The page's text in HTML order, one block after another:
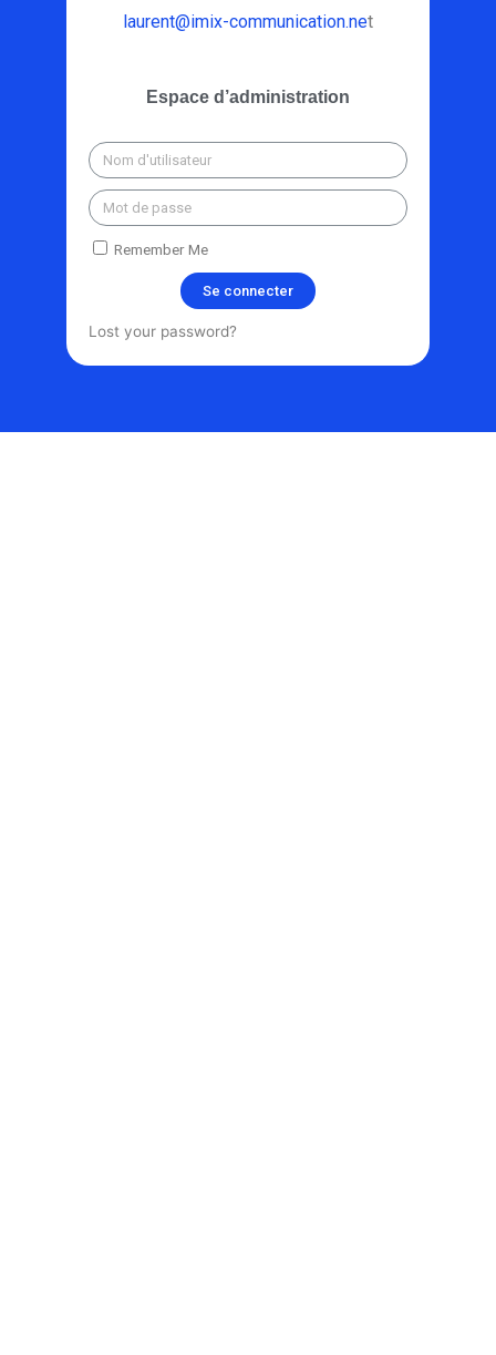
laurent@imix-communication.net
Espace d’administration
Remember Me
Se connecter
Lost your password?